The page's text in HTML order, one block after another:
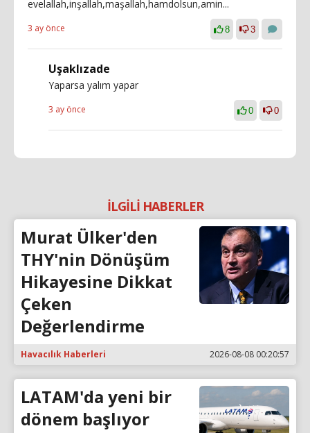
evelallah,inşallah,maşallah,hamdolsun,amin...
3 ay önce 8 3
Uşaklızade
Yaparsa yalım yapar
3 ay önce 0 0
İLGİLİ HABERLER
Murat Ülker'den
THY'nin Dönüşüm
Hikayesine Dikkat
Çeken
Değerlendirme
Havacılık Haberleri 2026-08-08 00:20:57
LATAM'da yeni bir
dönem başlıyor